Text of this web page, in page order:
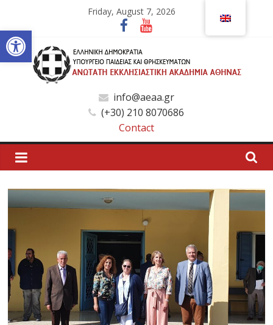
Open toolbar
content
Friday, August 7, 2026
Ανώτατη
Εκκλησιαστική
Ακαδημία
Αθηνών
Ακαδημία
Αθηνών
info@aeaa.gr
(+30) 210 8070686
Contact